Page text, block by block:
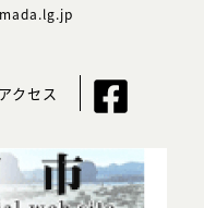
アクセス